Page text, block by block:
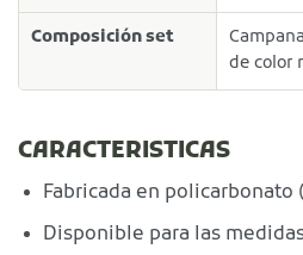
Composición set
de color
CARACTERISTICAS
Fabricada en policarbonato
Disponible para las